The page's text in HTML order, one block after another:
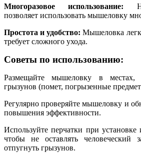
Многоразовое использование:
позволяет использовать мышеловку
Простота и удобство: Мышеловка
требует сложного ухода.
Советы по использованию:
Размещайте мышеловку в местах,
грызунов (помет, погрызенные
Регулярно проверяйте мышеловку и
повышения эффективности.
Используйте перчатки при
чтобы не оставлять человеческий
отпугнуть грызунов.